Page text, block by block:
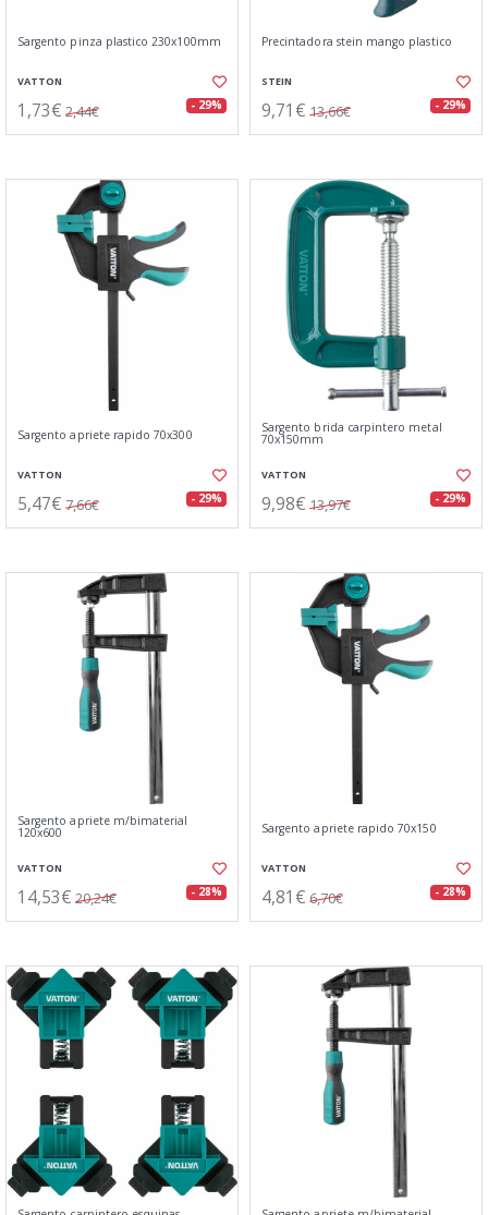
Sargento pinza plastico 230x100mm
VATTON
1,73€ 2,44€ - 29%
Precintadora stein mango plastico
STEIN
9,71€ 13,66€ - 29%
Sargento apriete rapido 70x300
VATTON
5,47€ 7,66€ - 29%
Sargento brida carpintero metal
70x150mm
VATTON
9,98€ 13,97€ - 29%
Sargento apriete m/bimaterial
120x600
VATTON
14,53€ 20,24€ - 28%
Sargento apriete rapido 70x150
VATTON
4,81€ 6,70€ - 28%